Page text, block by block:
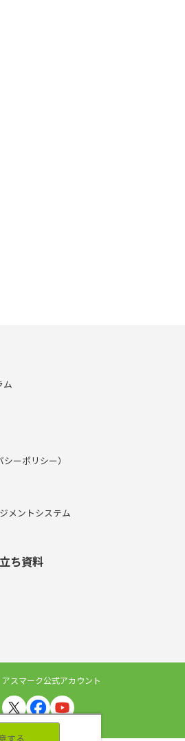
ム
ーポリシー）
メントシステム
ち資料
アスマーク公式アカウント